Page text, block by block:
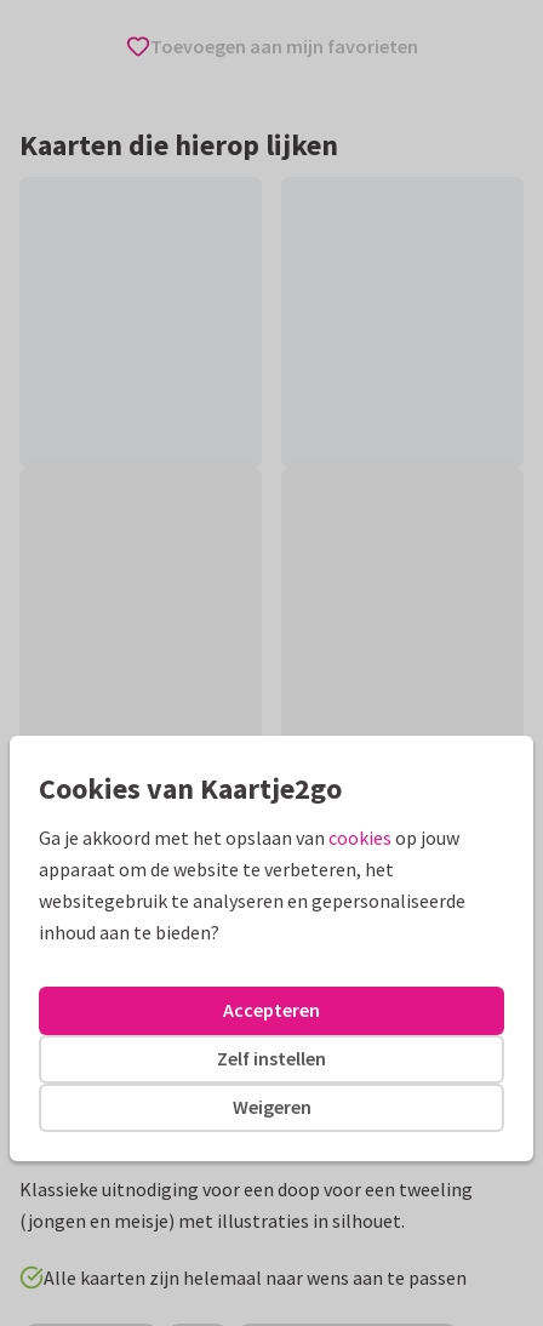
Toevoegen aan mijn favorieten
Kaarten die hierop lijken
Mooie extra's bij je kaart
Klassieke uitnodiging voor een doop voor een tweeling
(jongen en meisje) met illustraties in silhouet.
Alle kaarten zijn helemaal naar wens aan te passen
Cookies van Kaartje2go
Ga je akkoord met het opslaan van cookies op jouw
apparaat om de website te verbeteren, het
websitegebruik te analyseren en gepersonaliseerde
inhoud aan te bieden?
Weigeren
Zelf instellen
Accepteren